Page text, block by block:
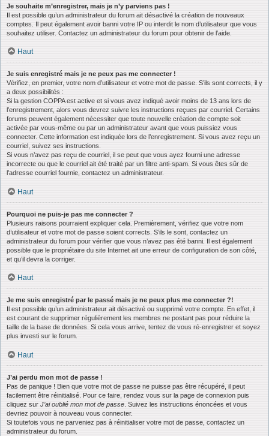
Je souhaite m’enregistrer, mais je n’y parviens pas !
Il est possible qu’un administrateur du forum ait désactivé la création de nouveaux
comptes. Il peut également avoir banni votre IP ou interdit le nom d’utilisateur que vous
souhaitez utiliser. Contactez un administrateur du forum pour obtenir de l’aide.
Haut
Je suis enregistré mais je ne peux pas me connecter !
Vérifiez, en premier, votre nom d’utilisateur et votre mot de passe. S’ils sont corrects, il y
a deux possibilités :
Si la gestion COPPA est active et si vous avez indiqué avoir moins de 13 ans lors de
l’enregistrement, alors vous devrez suivre les instructions reçues par courriel. Certains
forums peuvent également nécessiter que toute nouvelle création de compte soit
activée par vous-même ou par un administrateur avant que vous puissiez vous
connecter. Cette information est indiquée lors de l’enregistrement. Si vous avez reçu un
courriel, suivez ses instructions.
Si vous n’avez pas reçu de courriel, il se peut que vous ayez fourni une adresse
incorrecte ou que le courriel ait été traité par un filtre anti-spam. Si vous êtes sûr de
l’adresse courriel fournie, contactez un administrateur.
Haut
Pourquoi ne puis-je pas me connecter ?
Plusieurs raisons pourraient expliquer cela. Premièrement, vérifiez que votre nom
d’utilisateur et votre mot de passe soient corrects. S’ils le sont, contactez un
administrateur du forum pour vérifier que vous n’avez pas été banni. Il est également
possible que le propriétaire du site Internet ait une erreur de configuration de son côté,
et qu’il devra la corriger.
Haut
Je me suis enregistré par le passé mais je ne peux plus me connecter ?!
Il est possible qu’un administrateur ait désactivé ou supprimé votre compte. En effet, il
est courant de supprimer régulièrement les membres ne postant pas pour réduire la
taille de la base de données. Si cela vous arrive, tentez de vous ré-enregistrer et soyez
plus investi sur le forum.
Haut
J’ai perdu mon mot de passe !
Pas de panique ! Bien que votre mot de passe ne puisse pas être récupéré, il peut
facilement être réinitialisé. Pour ce faire, rendez vous sur la page de connexion puis
cliquez sur J’ai oublié mon mot de passe . Suivez les instructions énoncées et vous
devriez pouvoir à nouveau vous connecter.
Si toutefois vous ne parveniez pas à réinitialiser votre mot de passe, contactez un
administrateur du forum.